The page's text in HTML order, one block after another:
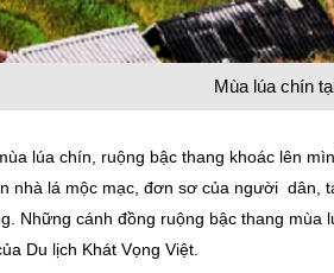
Mùa lúa chín
lúa chín, ruộng bậc thang khoác lên
nhà lá mộc mạc, đơn sơ của người dân,
Những cánh đồng ruộng bậc thang mùa
Du lịch Khát Vọng Việt.